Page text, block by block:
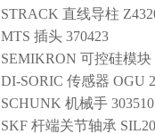
STRACK 直线导柱
MTS 插头 370423
SEMIKRON 可控硅模块
DI-SORIC 传感器 OGU
SCHUNK 机械手
SKF 杆端关节轴承